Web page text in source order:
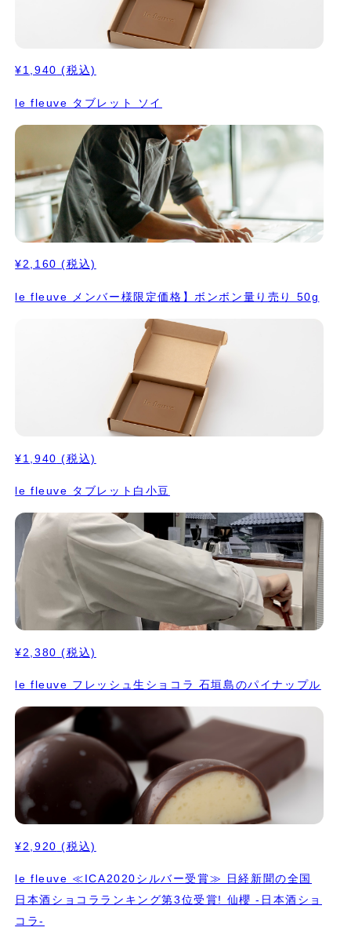
¥1,940 (税込)
le fleuve タブレット ソイ
¥2,160 (税込)
le fleuve メンバー様限定価格】ボンボン量り売り 50g
¥1,940 (税込)
le fleuve タブレット白小豆
¥2,380 (税込)
le fleuve フレッシュ生ショコラ 石垣島のパイナップル
¥2,920 (税込)
le fleuve ≪ICA2020シルバー受賞≫ 日経新聞の全国
日本酒ショコラランキング第3位受賞! 仙櫻 -日本酒ショ
コラ-